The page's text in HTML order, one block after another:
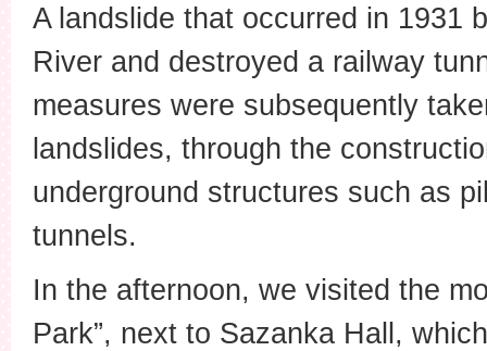
A landslide that occurred in 1931
River and destroyed a railway
measures were subsequently
landslides, through the
underground structures such as
tunnels.
In the afternoon, we visited the
Park”, next to Sazanka Hall,